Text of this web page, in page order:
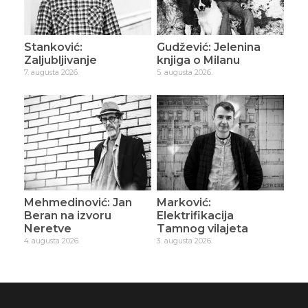
Stanković:
Zaljubljivanje
7. augusta 2026.
Gudžević: Jelenina
knjiga o Milanu
5. augusta 2026.
Mehmedinović: Jan
Beran na izvoru
Neretve
4. augusta 2026.
Marković:
Elektrifikacija
Tamnog vilajeta
3. augusta 2026.